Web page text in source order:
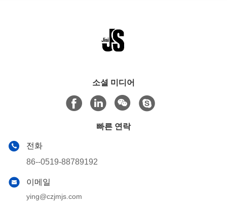
소셜 미디어
빠른 연락
전화
86--0519-88789192
이메일
ying@czjmjs.com